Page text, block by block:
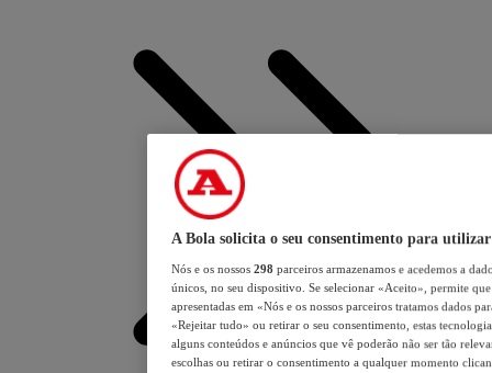
A Bola solicita o seu consentimento para utilizar
Nós e os nossos 298 parceiros armazenamos e acedemos a
únicos, no seu dispositivo. Se selecionar «Aceito», permite
apresentadas em «Nós e os nossos parceiros tratamos dados
«Rejeitar tudo» ou retirar o seu consentimento, estas
alguns conteúdos e anúncios que vê poderão não ser tão
escolhas ou retirar o consentimento a qualquer momento